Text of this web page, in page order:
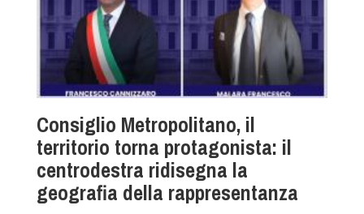
Consiglio Metropolitano, il
territorio torna protagonista: il
centrodestra ridisegna la
geografia della rappresentanza